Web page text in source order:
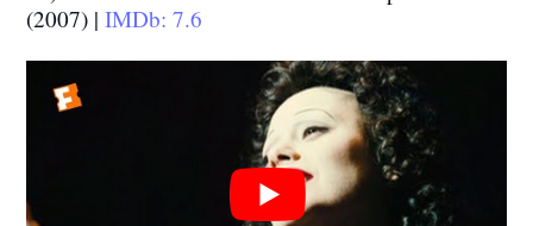
(2007) |IMDb: 7.6